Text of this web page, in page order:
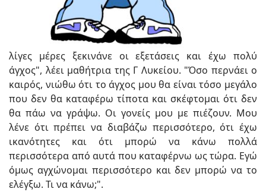
λίγες μέρες ξεκινάνε οι εξετάσεις και έχω πολύ
άγχος", λέει μαθήτρια της Γ Λυκείου. "Όσο περνάει ο
καιρός, νιώθω ότι το άγχος μου θα είναι τόσο μεγάλο
που δεν θα καταφέρω τίποτα και σκέφτομαι ότι δεν
θα πάω να γράψω. Οι γονείς μου με πιέζουν. Μου
λένε ότι πρέπει να διαβάζω περισσότερο, ότι έχω
ικανότητες και ότι μπορώ να κάνω πολλά
περισσότερα από αυτά που καταφέρνω ως τώρα. Εγώ
όμως αγχώνομαι περισσότερο και δεν μπορώ να το
ελέγξω. Τι να κάνω;".